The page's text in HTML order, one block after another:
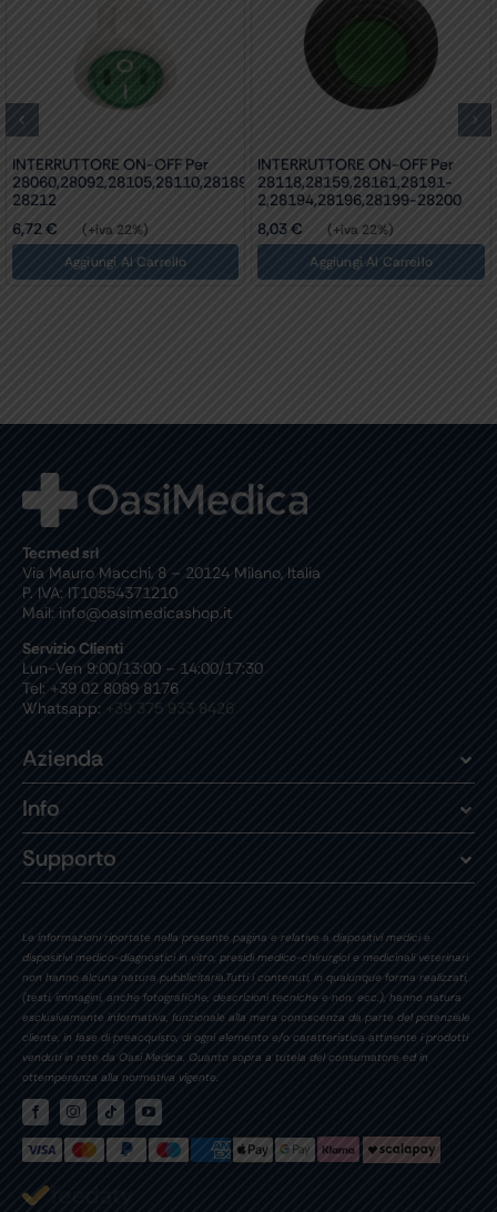
INTERRUTTORE ON-OFF Per
28060,28092,28105,28110,28189,28209-
28212
6,72€
(+iva 22%)
Aggiungi Al Carrello
INTERRUTTORE ON-OFF Per
28118,28159,28161,28191-
2,28194,28196,28199-28200
8,03€
(+iva 22%)
Aggiungi Al Carrello
Tecmed srl
Via Mauro Macchi, 8 – 20124 Milano, Italia
P. IVA: IT10554371210
Mail: info@oasimedicashop.it
Servizio Clienti
Lun-Ven 9:00/13:00 – 14:00/17:30
Tel: +39 02 8089 8176
Whatsapp: +39 375 933 8426
Azienda
Info
Supporto
Le informazioni riportate nella presente pagina e relative a dispositivi medici e
dispositivi medico-diagnostici in vitro, presidi medico-chirurgici e medicinali veterinari
non hanno alcuna natura pubblicitaria.Tutti i contenuti, in qualunque forma realizzati,
(testi, immagini, anche fotografiche, descrizioni tecniche e non, ecc.), hanno natura
esclusivamente informativa, funzionale alla mera conoscenza da parte del potenziale
cliente, in fase di preacquisto, di ogni elemento e/o caratteristica attinente i prodotti
venduti in rete da Oasi Medica. Quanto sopra a tutela del consumatore ed in
ottemperanza alla normativa vigente.